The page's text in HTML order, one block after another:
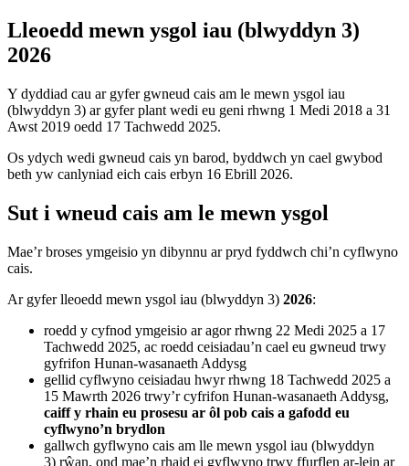
Lleoedd mewn ysgol iau (blwyddyn 3)
2026
Y dyddiad cau ar gyfer gwneud cais am le mewn ysgol iau
(blwyddyn 3) ar gyfer plant wedi eu geni rhwng 1 Medi 2018 a 31
Awst 2019 oedd 17 Tachwedd 2025.
Os ydych wedi gwneud cais yn barod, byddwch yn cael gwybod
beth yw canlyniad eich cais erbyn 16 Ebrill 2026.
Sut i wneud cais am le mewn ysgol
Mae’r broses ymgeisio yn dibynnu ar pryd fyddwch chi’n cyflwyno
cais.
Ar gyfer lleoedd mewn ysgol iau (blwyddyn 3) 2026:
roedd y cyfnod ymgeisio ar agor rhwng 22 Medi 2025 a 17
Tachwedd 2025, ac roedd ceisiadau’n cael eu gwneud trwy
gyfrifon Hunan-wasanaeth Addysg
gellid cyflwyno ceisiadau hwyr rhwng 18 Tachwedd 2025 a
15 Mawrth 2026 trwy’r cyfrifon Hunan-wasanaeth Addysg,
caiff y rhain eu prosesu ar ôl pob cais a gafodd eu
cyflwyno’n brydlon
gallwch gyflwyno cais am lle mewn ysgol iau (blwyddyn
3) rŵan, ond mae’n rhaid ei gyflwyno trwy ffurflen ar-lein ar